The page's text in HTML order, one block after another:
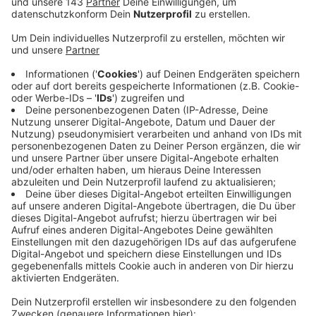
Sprockhövel beschäftigt sich der Rat heute
(10.07.) damit.
Veröffentlicht:Donnerstag, 10.07.2025 16:35
Anzeige
Der Gesetzentwurf der Landesregierung sieht vor,
dass das Land bis zu 50 Prozent der am Stichtag
31.12.2023 aufgelaufenen kommunalen
Liquiditätskredite übernimmt. Landesweit beliefen
sich diese Kredite zu diesem Zeitpunkt auf rund 21
(20,9) Milliarden Euro. Entlastungsberechtigt sind
Kommunen und Landkreise, bei denen die
Liquiditätskredite zum Stichtag mehr als 100 Euro je
Einwohnerin und Einwohner betragen haben.
Investitionskredite fallen nicht darunter.